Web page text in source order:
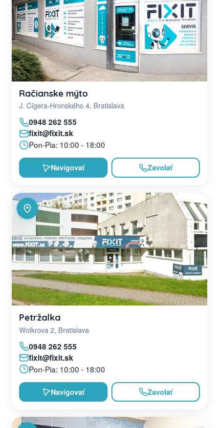
Račianske mýto
J. Cígera-Hronského 4, Bratislava
0948 262 555
fixit@fixit.sk
Pon-Pia: 10:00 - 18:00
Navigovať Zavolať
Petržalka
Wolkrova 2, Bratislava
0948 262 555
fixit@fixit.sk
Pon-Pia: 10:00 - 18:00
Navigovať Zavolať